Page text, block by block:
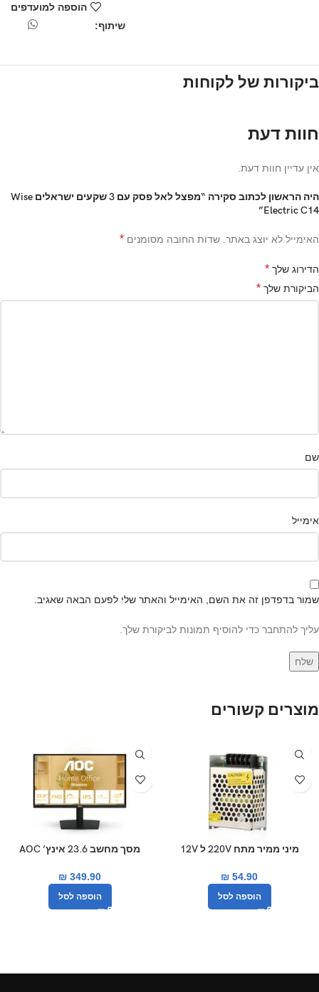
הוספה למועדפים
שיתוף:
ביקורות של לקוחות
חוות דעת
אין עדיין חוות דעת.
היה הראשון לכתוב סקירה “מפצל לאל פסק עם 3 שקעים ישראלים Wise
Electric C14”
האימייל לא יוצג באתר. שדות החובה מסומנים *
הדירוג שלך *
הביקורת שלך *
שם
אימייל
שמור בדפדפן זה את השם, האימייל והאתר שלי לפעם הבאה שאגיב.
עליך להתחבר כדי להוסיף תמונות לביקורת שלך.
מוצרים קשורים
מיני ממיר מתח 220V ל 12V
₪ 54.90
הוספה לסל
מסך מחשב 23.6 אינץ’ AOC
₪ 349.90
הוספה לסל